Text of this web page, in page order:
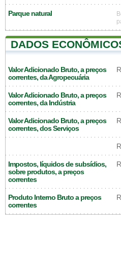
Parque natural
DADOS
Valor Adicionado Bruto, a preços
correntes, da Agropecuária
Valor Adicionado Bruto, a preços
correntes, da Indústria
Valor Adicionado Bruto, a preços
correntes, dos Serviços
Impostos, líquidos de subsídios,
sobre produtos, a preços
correntes
Produto Interno Bruto a preços
correntes